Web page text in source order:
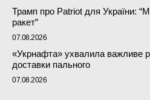
Трамп про Patriot для України:
ракет”
07.08.2026
«Укрнафта» ухвалила важливе
доставки пального
07.08.2026